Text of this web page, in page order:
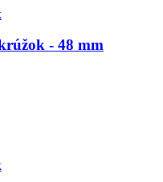
- 48 mm